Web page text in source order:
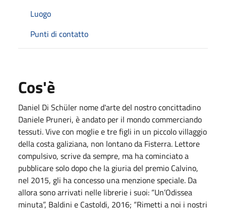
Luogo
Punti di contatto
Cos'è
Daniel Di Schüler nome d'arte del nostro concittadino
Daniele Pruneri, è andato per il mondo commerciando
tessuti. Vive con moglie e tre figli in un piccolo villaggio
della costa galiziana, non lontano da Fisterra. Lettore
compulsivo, scrive da sempre, ma ha cominciato a
pubblicare solo dopo che la giuria del premio Calvino,
nel 2015, gli ha concesso una menzione speciale. Da
allora sono arrivati nelle librerie i suoi: “Un’Odissea
minuta”, Baldini e Castoldi, 2016; “Rimetti a noi i nostri